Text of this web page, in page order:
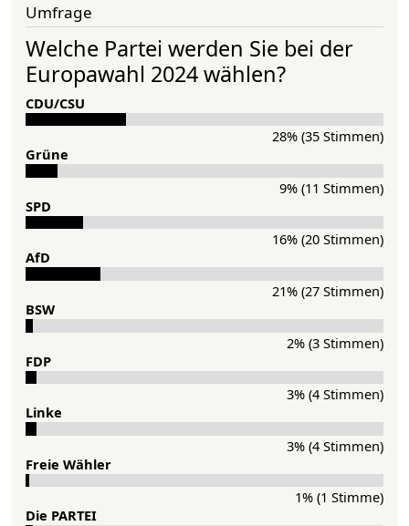
Umfrage
Welche Partei werden Sie bei der
Europawahl 2024 wählen?
CDU/CSU
28% (35 Stimmen)
Grü­ne
9% (11 Stimmen)
SPD
16% (20 Stimmen)
AfD
21% (27 Stimmen)
BSW
2% (3 Stimmen)
FDP
3% (4 Stimmen)
Lin­ke
3% (4 Stimmen)
Freie Wähler
1% (1 Stimme)
Die PAR­TEI